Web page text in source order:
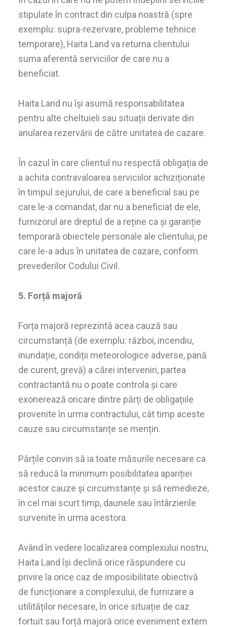
stipulate în contract din culpa noastră (spre
exemplu: supra-rezervare, probleme tehnice
temporare), Haita Land va returna clientului
suma aferentă serviciilor de care nu a
beneficiat.
Haita Land nu își asumă responsabilitatea
pentru alte cheltuieli sau situații derivate din
anularea rezervării de către unitatea de cazare.
În cazul în care clientul nu respectă obligația de
a achita contravaloarea serviciilor achiziționate
în timpul sejurului, de care a beneficial sau pe
care le-a comandat, dar nu a beneficiat de ele,
furnizorul are dreptul de a reține ca și garanție
temporară obiectele personale ale clientului, pe
care le-a adus în unitatea de cazare, conform
prevederilor Codului Civil.
5. Forță majoră
Forța majoră reprezintă acea cauză sau
circumstanță (de exemplu: război, incendiu,
inundație, condiții meteorologice adverse, pană
de curent, grevă) a cărei interveniri, partea
contractantă nu o poate controla și care
exonerează oricare dintre părți de obligațiile
provenite în urma contractului, cât timp aceste
cauze sau circumstanțe se mențin.
Părțile convin să ia toate măsurile necesare ca
să reducă la minimum posibilitatea apariției
acestor cauze și circumstanțe și să remedieze,
în cel mai scurt timp, daunele sau întârzierile
survenite în urma acestora.
Având în vedere localizarea complexului nostru,
Haita Land își declină orice răspundere cu
privire la orice caz de imposibilitate obiectivă
de funcționare a complexului, de furnizare a
utilităților necesare, în orice situație de caz
fortuit sau forță majoră orice eveniment extern